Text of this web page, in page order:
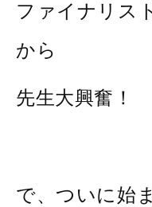
ファイナリス
から
先生大興奮！
で、ついに始